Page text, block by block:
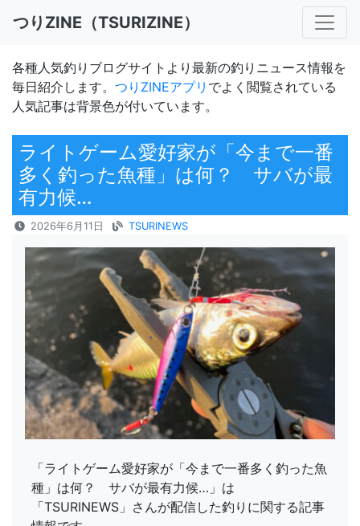
つりZINE（TSURIZINE）
各種人気釣りブログサイトより最新の釣りニュース情報を
毎日紹介します。 つりZINEアプリ でよく閲覧されている
人気記事は背景色が付いています。
ライトゲーム愛好家が「今まで一番
多く釣った魚種」は何？ サバが最
有力候…
2026年6月11日 TSURINEWS
「ライトゲーム愛好家が「今まで一番多く釣った魚
種」は何？ サバが最有力候…」は
「TSURINEWS」さんが配信した釣りに関する記事